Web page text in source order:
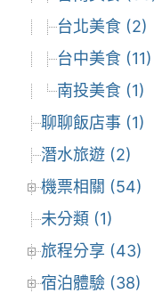
台北美食 (2)
台中美食 (11)
南投美食 (1)
聊聊飯店事 (1)
潛水旅遊 (2)
機票相關 (54)
未分類 (1)
旅程分享 (43)
宿泊體驗 (38)